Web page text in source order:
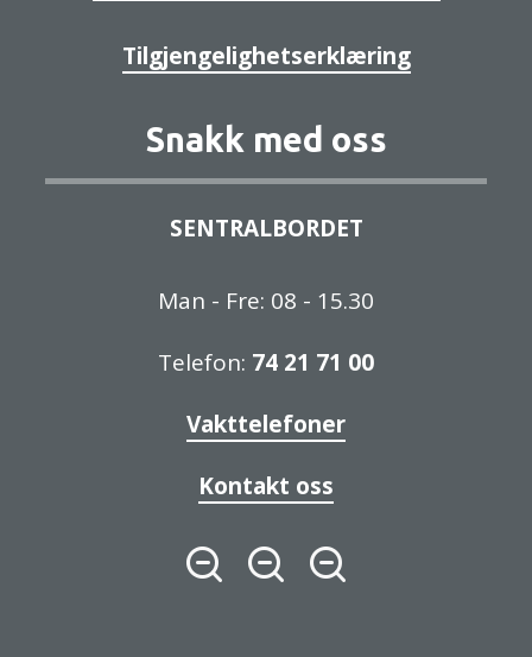
Tilgjengelighetserklæring
Snakk med oss
SENTRALBORDET
Man - Fre: 08 - 15.30
Telefon: 74 21 71 00
Vakttelefoner
Kontakt oss